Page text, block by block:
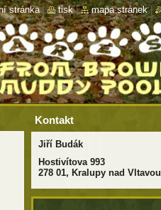
Kontakt
Jiří Budák
Hostivítova 993
278 01, Kralupy nad Vltavou
stránka | tisk | mapa stránek |